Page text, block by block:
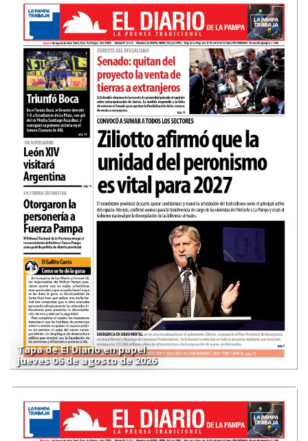
Tapa de El Diario en papel
jueves 06 de agosto de 2026